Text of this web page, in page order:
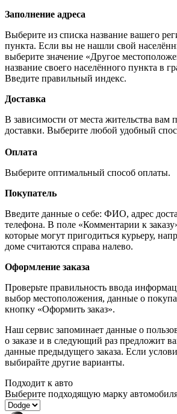
Заполнение адреса
Выберите из списка название вашего
пункта. Если вы не нашли свой
выберите значение «Другое
название своего населённого пункта в
Введите правильный индекс.
Доставка
В зависимости от места жительства вам
доставки. Выберите любой удобный
Оплата
Выберите оптимальный способ оплаты.
Покупатель
Введите данные о себе: ФИО, адрес
телефона. В поле «Комментарии к
которые могут пригодиться курьеру,
доме считаются справа налево.
Оформление заказа
Проверьте правильность ввода
выбор местоположения, данные о
кнопку «Оформить заказ».
Наш сервис запоминает данные о
о заказе и в следующий раз предложит
данные предыдущего заказа. Если
выбирайте другие варианты.
Подходит к авто
Выберите подходящую марку